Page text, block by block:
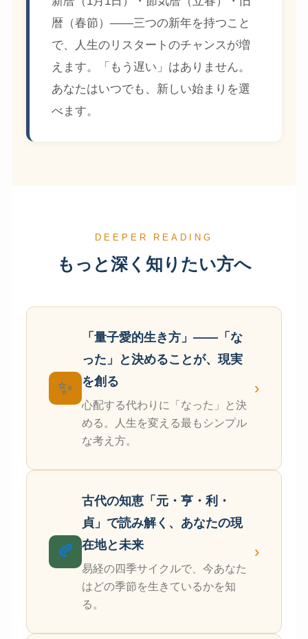
暦（春節）——三つの新年を持つこと
で、人生のリスタートのチャンスが増
えます。「もう遅い」はありません。
あなたはいつでも、新しい始まりを選
べます。
DEEPER READING
もっと深く知りたい方へ
✨
「量子愛的生き方」——「な
った」と決めることが、現実
を創る
心配する代わりに「なった」と決
める。人生を変える最もシンプル
な考え方。
›
🍂
古代の知恵「元・亨・利・
貞」で読み解く、あなたの現
在地と未来
易経の四季サイクルで、今あなた
はどの季節を生きているかを知
る。
›